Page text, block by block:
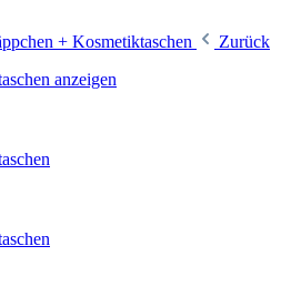
+ Kosmetiktaschen
Zurück
anzeigen